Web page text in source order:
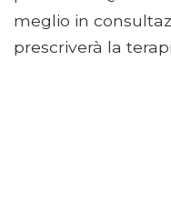
meglio in
prescriverà la